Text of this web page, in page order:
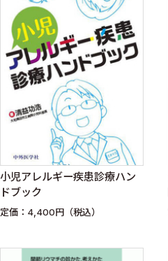
小児アレルギー疾患診療ハン
ドブック
定価：4,400円（税込）